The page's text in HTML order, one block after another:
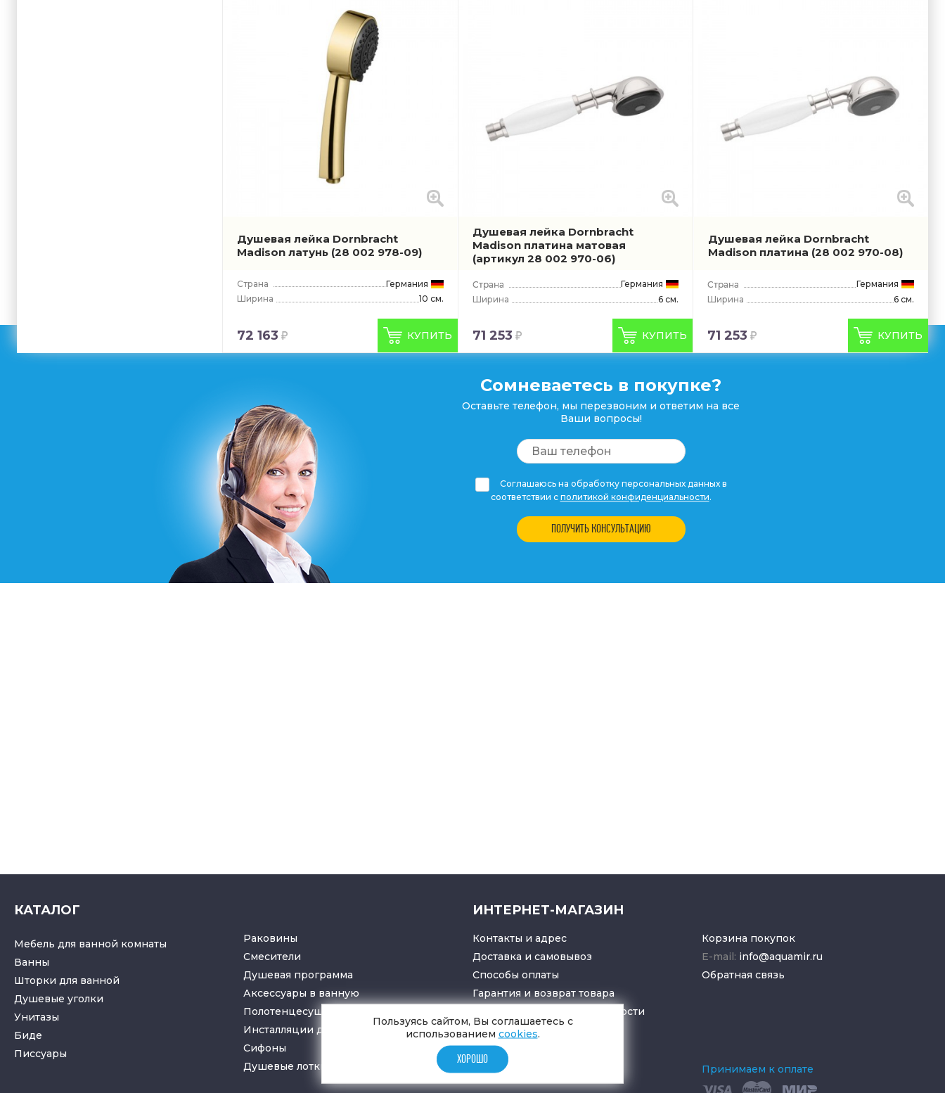
Душевая лейка Dornbracht
Madison латунь (28 002 978-09)
Страна
Германия
Ширина
10 см.
72 163 КУПИТЬ
Душевая лейка Dornbracht
Madison платина матовая
(артикул 28 002 970-06)
Германия
Ширина
6 см.
71 253 КУПИТЬ
Душевая лейка Dornbracht
Madison платина (28 002 970-08)
Германия
Ширина
6 см.
71 253 КУПИТЬ
Сомневаетесь в покупке?
Оставьте телефон, мы перезвоним и ответим на все
Ваши вопросы!
Соглашаюсь на обработку персональных данных в
соответствии с политикой конфиденциальности.
ПОЛУЧИТЬ КОНСУЛЬТАЦИЮ
КАТАЛОГ
Мебель для ванной комнаты
Ванны
Шторки для ванной
Душевые уголки
Унитазы
Биде
Писсуары
Раковины
Смесители
Душевая программа
Аксессуары в ванную
Полотенцесушители
Инсталляции для санузлов
Cифоны
Душевые лотки
ИНТЕРНЕТ-МАГАЗИН
Контакты и адрес
Доставка и самовывоз
Способы оплаты
Гарантия и возврат товара
Политика конфиденциальности
Корзина покупок
E-mail: info@aquamir.ru
Обратная связь
Принимаем к оплате
Пользуясь сайтом, Вы соглашаетесь с
использованием cookies.
ХОРОШО